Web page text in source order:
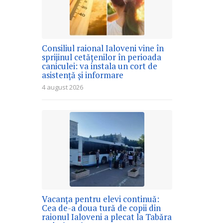
Consiliul raional Ialoveni vine în
sprijinul cetățenilor în perioada
caniculei: va instala un cort de
asistență și informare
4 august 2026
Vacanța pentru elevi continuă:
Cea de-a doua tură de copii din
raionul Ialoveni a plecat la Tabăra